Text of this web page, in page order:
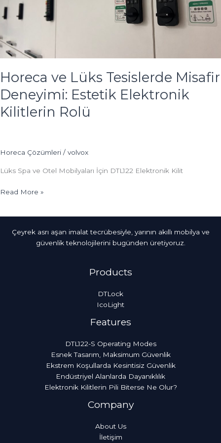
Horeca ve Lüks Tesislerde Misafir
Deneyimi: Estetik Elektronik
Kilitlerin Rolü
Horeca Çözümleri / volvox
Lüks Spa ve Otel Mobilyaları İçin DTL122 Elektronik Kilit
Estetik
Elektronik
Rolü
Read More »
Çeyrek asrı aşan imalat tecrübesiyle, yarının akıllı mobilya ve
güvenlik teknolojilerini bugünden üretiyoruz.
Products
DTLock
IcoLight
Features
DTL122-S Operating Modes
Esnek Tasarım, Maksimum Güvenlik
Ekstrem Koşullarda Kesintisiz Güvenlik
Endüstriyel Alanlarda Dayanıklılık
Elektronik Kilitlerin Pili Biterse Ne Olur?
Company
About Us
İletişim